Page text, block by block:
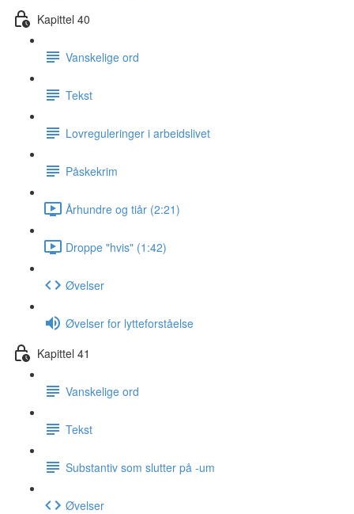
Kapittel 40
Vanskelige ord
Tekst
Lovreguleringer i arbeidslivet
Påskekrim
Århundre og tiår (2:21)
Droppe "hvis" (1:42)
Øvelser
Øvelser for lytteforståelse
Kapittel 41
Vanskelige ord
Tekst
Substantiv som slutter på -um
Øvelser